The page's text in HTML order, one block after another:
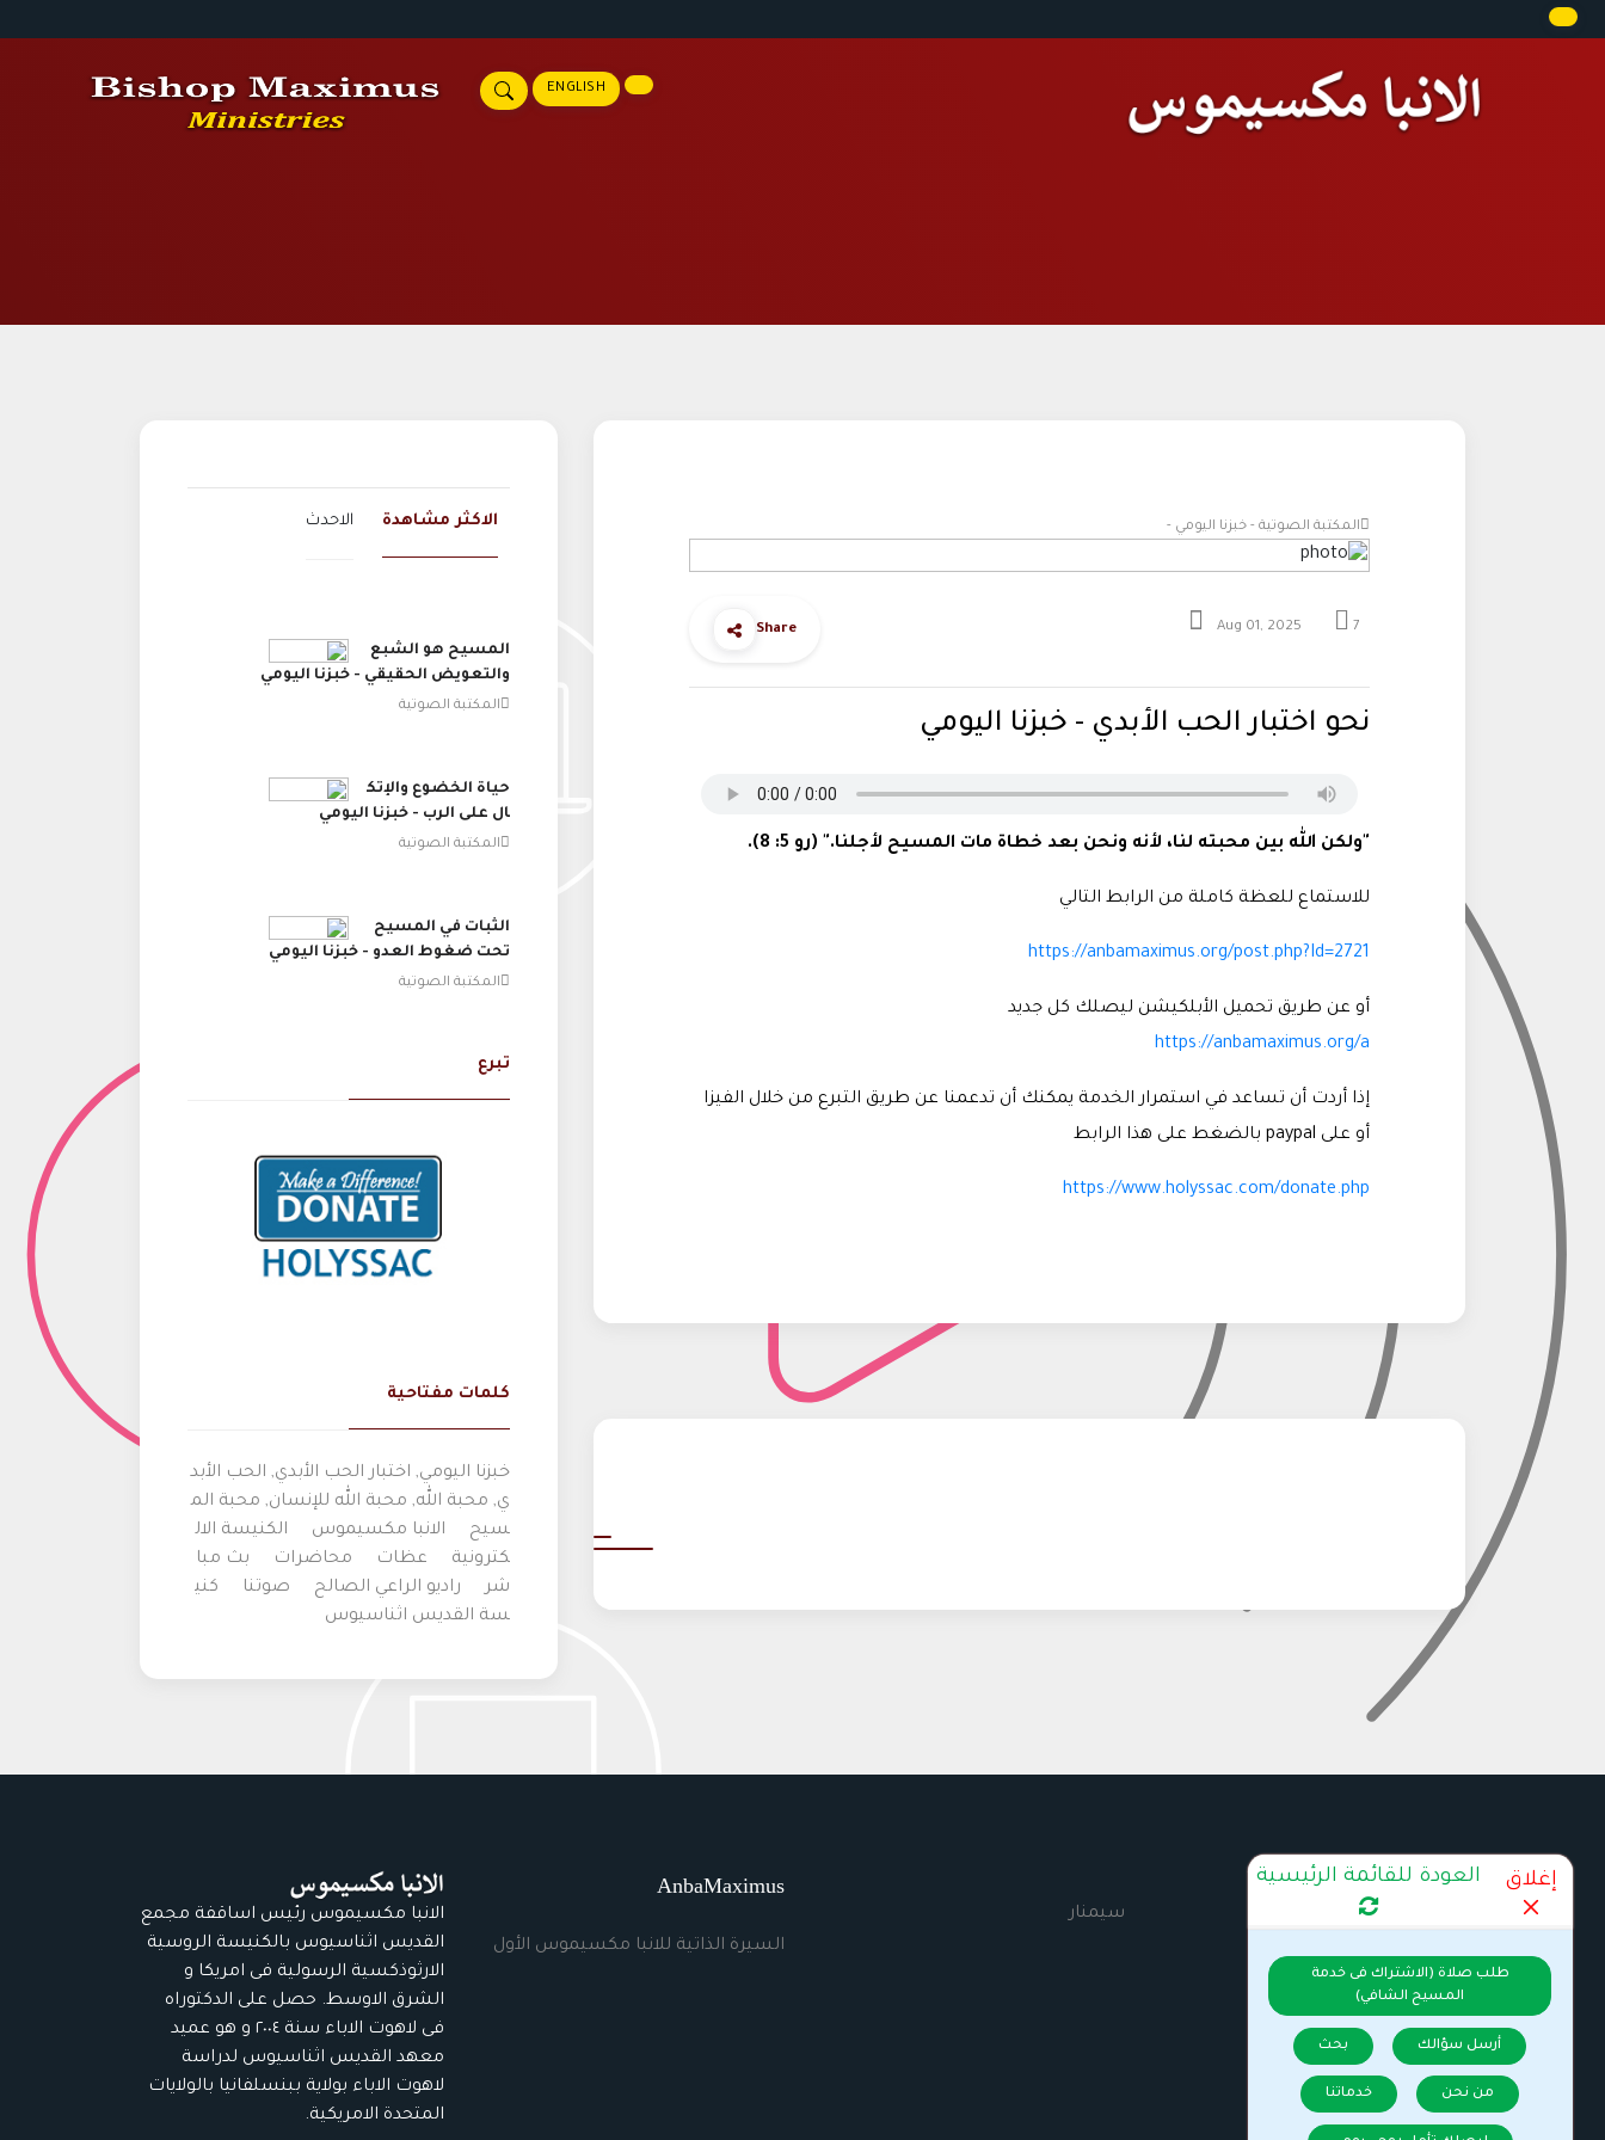
ENGLISH
المكتبة الصوتية - خبزنا اليومي -
Aug 01, 2025 7
Share
نحو اختبار الحب الأبدي - خبزنا اليومي
"ولكن الله بين محبته لنا، لأنه ونحن بعد خطاة مات المسيح لأجلنا." (رو 5: 8).
للاستماع للعظة كاملة من الرابط التالي
https://anbamaximus.org/post.php?Id=2721
أو عن طريق تحميل الأبلكيشن ليصلك كل جديد
https://anbamaximus.org/a
إذا أردت أن تساعد في استمرار الخدمة يمكنك أن تدعمنا عن طريق التبرع من خلال الفيزا
أو على paypal بالضغط على هذا الرابط
https://www.holyssac.com/donate.php
الاكثر مشاهدة الاحدث
المسيح هو الشبع
والتعويض الحقيقي - خبزنا اليومي
المكتبة الصوتية
حياة الخضوع والإتك
ال على الرب - خبزنا اليومي
المكتبة الصوتية
الثبات في المسيح
تحت ضغوط العدو - خبزنا اليومي
المكتبة الصوتية
تبرع
كلمات مفتاحية
خبزنا اليومي, اختبار الحب الأبدي, الحب الأبد
ي, محبة الله, محبة الله للإنسان, محبة الم
سيح
الانبا مكسيموس
الكنيسة الال
كترونية
عظات محاضرات
بث مبا
شر
راديو الراعي الصالح صوتنا
كني
سة القديس اثناسيوس
كتب ومطبوعات سيمنار
AnbaMaximus
السيرة الذاتية للانبا مكسيموس الأول
الانبا مكسيموس رئيس اساقفة مجمع
القديس اثناسيوس بالكنيسة الروسية
الارثوذكسية الرسولية فى امريكا و
الشرق الاوسط. حصل على الدكتوراه
فى لاهوت الاباء سنة ٢٠٠٤ و هو عميد
معهد القديس اثناسيوس لدراسة
لاهوت الاباء بولاية ببنسلفانيا بالولايات
المتحدة الامريكية.
إغلاق العودة للقائمة الرئيسية
طلب صلاة (الاشتراك فى خدمة
المسيح الشافي)
أرسل سؤالك بحث
من نحن خدماتنا